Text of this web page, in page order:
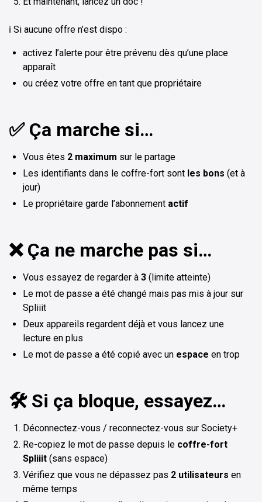
ℹ️ Si aucune offre n’est dispo :
activez l’alerte pour être prévenu dès qu’une place
apparaît
ou créez votre offre en tant que propriétaire
✅ Ça marche si…
Vous êtes 2 maximum sur le partage
Les identifiants dans le coffre-fort sont les bons (et à
jour)
Le propriétaire garde l’abonnement actif
❌ Ça ne marche pas si…
Vous essayez de regarder à 3 (limite atteinte)
Le mot de passe a été changé mais pas mis à jour sur
Spliiit
Deux appareils regardent déjà et vous lancez une
lecture en plus
Le mot de passe a été copié avec un espace en trop
🛠️ Si ça bloque, essayez…
Déconnectez-vous / reconnectez-vous sur Society+
Re-copiez le mot de passe depuis le coffre-fort
Spliiit (sans espace)
Vérifiez que vous ne dépassez pas 2 utilisateurs en
même temps